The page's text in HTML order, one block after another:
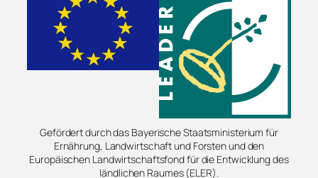
Gefördert durch das Bayerische Staatsministerium für
Ernährung, Landwirtschaft und Forsten und den
Europäischen Landwirtschaftsfond für die Entwicklung des
ländlichen Raumes (ELER).